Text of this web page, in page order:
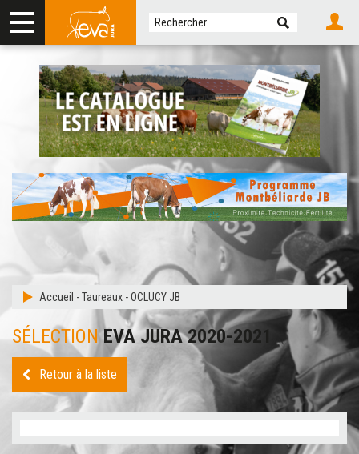
Accueil -Taureaux -OCLUCY JB
SÉLECTIONEVA JURA 2020-2021
Retour à la liste